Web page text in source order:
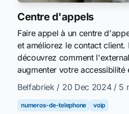
Centre d'appels
Faire appel à un centre
et améliorez le contact client.
découvrez comment
augmenter votre
Belfabriek / 20 Dec 2024 / 5
numeros-de-telephone voip